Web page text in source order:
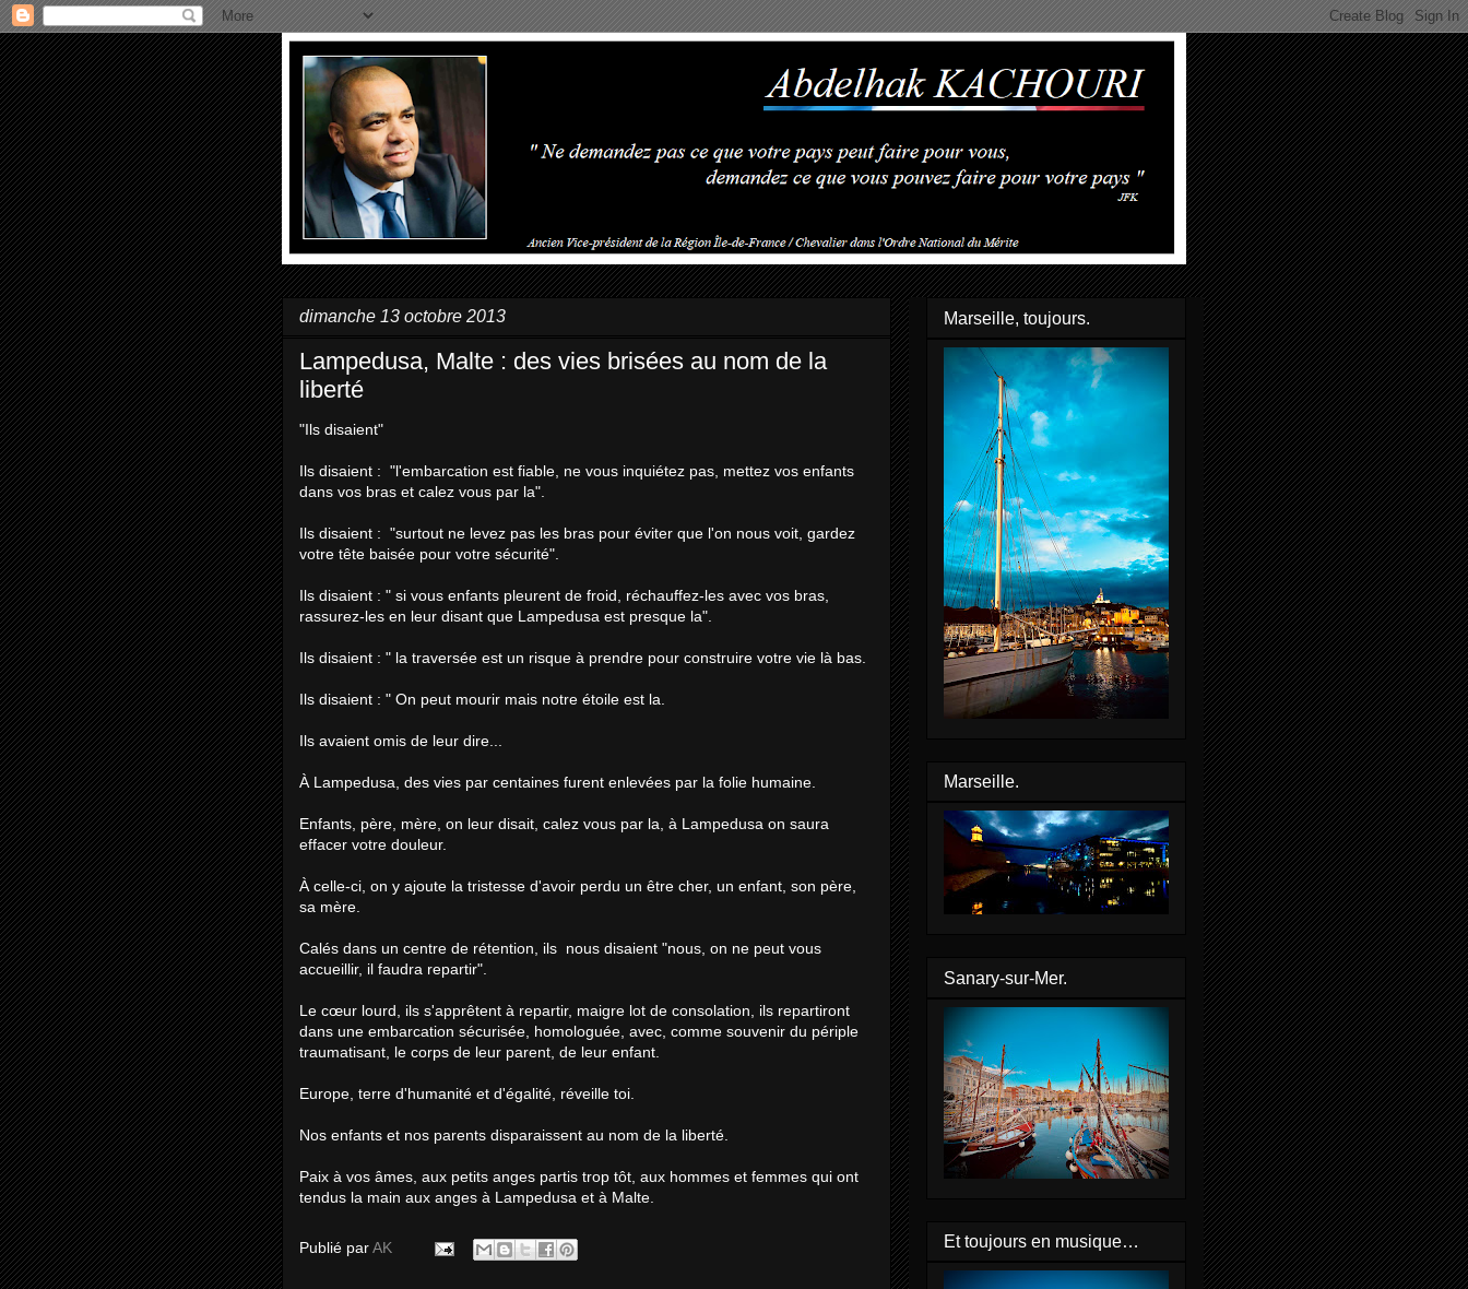
dimanche 13 octobre 2013
Lampedusa, Malte : des vies brisées au nom de la
liberté
"Ils disaient"
Ils disaient : "l'embarcation est fiable, ne vous inquiétez pas, mettez vos enfants
dans vos bras et calez vous par la".
Ils disaient : "surtout ne levez pas les bras pour éviter que l'on nous voit, gardez
votre tête baisée pour votre sécurité".
Ils disaient : " si vous enfants pleurent de froid, réchauffez-les avec vos bras,
rassurez-les en leur disant que Lampedusa est presque la".
Ils disaient : " la traversée est un risque à prendre pour construire votre vie là bas.
Ils disaient : " On peut mourir mais notre étoile est la.
Ils avaient omis de leur dire...
À Lampedusa, des vies par centaines furent enlevées par la folie humaine.
Enfants, père, mère, on leur disait, calez vous par la, à Lampedusa on saura
effacer votre douleur.
À celle-ci, on y ajoute la tristesse d'avoir perdu un être cher, un enfant, son père,
sa mère.
Calés dans un centre de rétention, ils nous disaient "nous, on ne peut vous
accueillir, il faudra repartir".
Le cœur lourd, ils s'apprêtent à repartir, maigre lot de consolation, ils repartiront
dans une embarcation sécurisée, homologuée, avec, comme souvenir du périple
traumatisant, le corps de leur parent, de leur enfant.
Europe, terre d'humanité et d'égalité, réveille toi.
Nos enfants et nos parents disparaissent au nom de la liberté.
Paix à vos âmes, aux petits anges partis trop tôt, aux hommes et femmes qui ont
tendus la main aux anges à Lampedusa et à Malte.
Publié parAK
Marseille, toujours.
Marseille.
Sanary-sur-Mer.
Et toujours en musique…